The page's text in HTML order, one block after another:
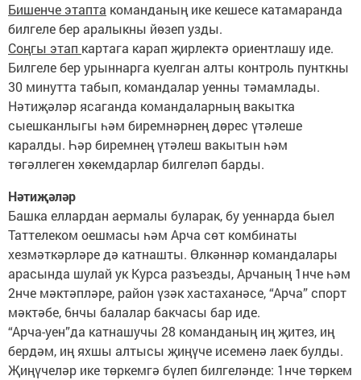
Бишенче этапта команданың ике кешесе катамаранда
билгеле бер аралыкны йөзеп узды.
Соңгы этап картага карап җирлектә ориентлашу иде.
Билгеле бер урыннарга куелган алты контроль пунткны
30 минутта табып, командалар уенны тәмамлады.
Нәтиҗәләр ясаганда командаларның вакытка
сыешканлыгы һәм биремнәрнең дөрес үтәлеше
каралды. Һәр биремнең үтәлеш вакытын һәм
төгәллеген хөкемдарлар билгеләп барды.
Нәтиҗәләр
Башка еллардан аермалы буларак, бу уеннарда быел
Таттелеком оешмасы һәм Арча сөт комбинаты
хезмәткәрләре дә катнашты. Өлкәннәр командалары
арасында шулай ук Курса разъезды, Арчаның 1нче һәм
2нче мәктәпләре, район үзәк хастаханәсе, “Арча” спорт
мәктәбе, 6нчы балалар бакчасы бар иде.
“Арча-уен”да катнашучы 28 команданың иң җитез, иң
бердәм, иң яхшы алтысы җиңүче исеменә лаек булды.
Җиңүчеләр ике төркемгә бүлеп билгеләнде: 1нче төркем